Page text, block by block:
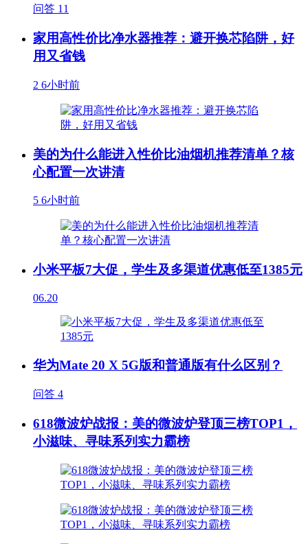
问答 11
家用高性价比净水器推荐：避开换芯陷阱，好
用又省钱
2 6小时前
美的为什么能进入性价比油烟机推荐清单？核
心配置一次讲清
5 6小时前
小米平板7大促，学生及多渠道优惠低至1385元
06.20
华为Mate 20 X 5G版和普通版有什么区别？
问答 4
618微波炉战报：美的微波炉登顶三榜TOP1，
小滋味、寻味系列实力霸榜